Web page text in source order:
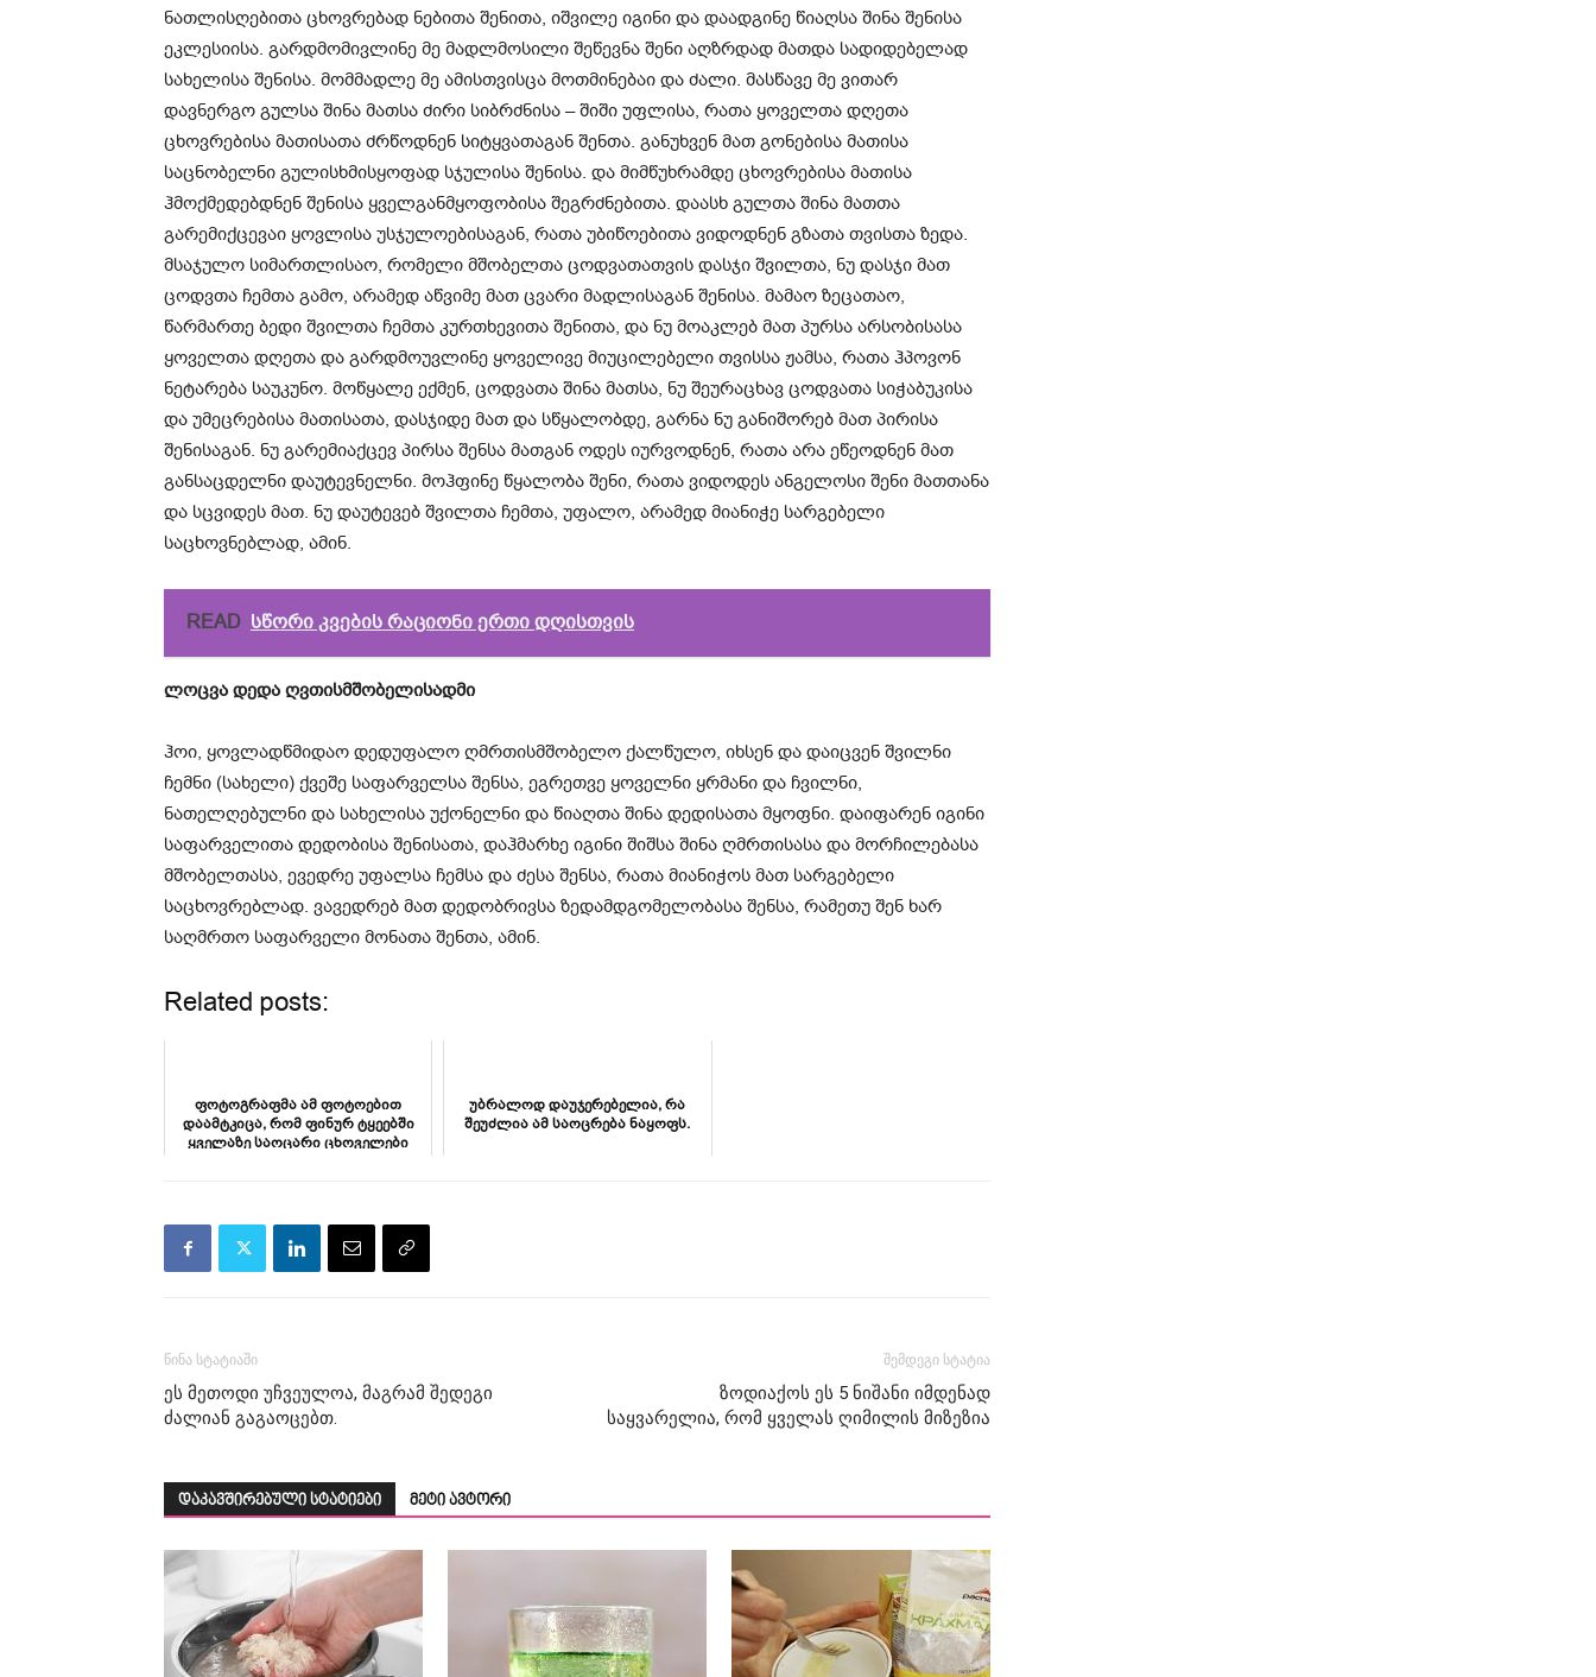
ნათლისღებითა ცხოვრებად ნებითა შენითა, იშვილე იგინი და დაადგინე წიაღსა შინა შენისა
ეკლესიისა. გარდმომივლინე მე მადლმოსილი შეწევნა შენი აღზრდად მათდა სადიდებელად
სახელისა შენისა. მომმადლე მე ამისთვისცა მოთმინებაი და ძალი. მასწავე მე ვითარ
დავნერგო გულსა შინა მათსა ძირი სიბრძნისა – შიში უფლისა, რათა ყოველთა დღეთა
ცხოვრებისა მათისათა ძრწოდნენ სიტყვათაგან შენთა. განუხვენ მათ გონებისა მათისა
საცნობელნი გულისხმისყოფად სჯულისა შენისა. და მიმწუხრამდე ცხოვრებისა მათისა
ჰმოქმედებდნენ შენისა ყველგანმყოფობისა შეგრძნებითა. დაასხ გულთა შინა მათთა
გარემიქცევაი ყოვლისა უსჯულოებისაგან, რათა უბიწოებითა ვიდოდნენ გზათა თვისთა ზედა.
მსაჯულო სიმართლისაო, რომელი მშობელთა ცოდვათათვის დასჯი შვილთა, ნუ დასჯი მათ
ცოდვთა ჩემთა გამო, არამედ აწვიმე მათ ცვარი მადლისაგან შენისა. მამაო ზეცათაო,
წარმართე ბედი შვილთა ჩემთა კურთხევითა შენითა, და ნუ მოაკლებ მათ პურსა არსობისასა
ყოველთა დღეთა და გარდმოუვლინე ყოველივე მიუცილებელი თვისსა ჟამსა, რათა ჰპოვონ
ნეტარება საუკუნო. მოწყალე ექმენ, ცოდვათა შინა მათსა, ნუ შეურაცხავ ცოდვათა სიჭაბუკისა
და უმეცრებისა მათისათა, დასჯიდე მათ და სწყალობდე, გარნა ნუ განიშორებ მათ პირისა
შენისაგან. ნუ გარემიაქცევ პირსა შენსა მათგან ოდეს იურვოდნენ, რათა არა ეწეოდნენ მათ
განსაცდელნი დაუტევნელნი. მოჰფინე წყალობა შენი, რათა ვიდოდეს ანგელოსი შენი მათთანა
და სცვიდეს მათ. ნუ დაუტევებ შვილთა ჩემთა, უფალო, არამედ მიანიჭე სარგებელი
საცხოვნებლად, ამინ.
READ სწორი კვების რაციონი ერთი დღისთვის
ლოცვა დედა ღვთისმშობელისადმი
ჰოი, ყოვლადწმიდაო დედუფალო ღმრთისმშობელო ქალწულო, იხსენ და დაიცვენ შვილნი
ჩემნი (სახელი) ქვეშე საფარველსა შენსა, ეგრეთვე ყოველნი ყრმანი და ჩვილნი,
ნათელღებულნი და სახელისა უქონელნი და წიაღთა შინა დედისათა მყოფნი. დაიფარენ იგინი
საფარველითა დედობისა შენისათა, დაჰმარხე იგინი შიშსა შინა ღმრთისასა და მორჩილებასა
მშობელთასა, ევედრე უფალსა ჩემსა და ძესა შენსა, რათა მიანიჭოს მათ სარგებელი
საცხოვრებლად. ვავედრებ მათ დედობრივსა ზედამდგომელობასა შენსა, რამეთუ შენ ხარ
საღმრთო საფარველი მონათა შენთა, ამინ.
Related posts:
ფოტოგრაფმა ამ ფოტოებით
დაამტკიცა, რომ ფინურ ტყეებში
ყველაზე საოცარი ცხოველები
უბრალოდ დაუჯერებელია, რა
შეუძლია ამ საოცრება ნაყოფს.
წინა სტატიაში
ეს მეთოდი უჩვეულოა, მაგრამ შედეგი
ძალიან გაგაოცებთ.
შემდეგი სტატია
ზოდიაქოს ეს 5 ნიშანი იმდენად
საყვარელია, რომ ყველას ღიმილის მიზეზია
დაკავშირებული სტატიები მეტი ავტორი